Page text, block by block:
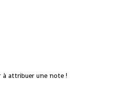
à attribuer une note !